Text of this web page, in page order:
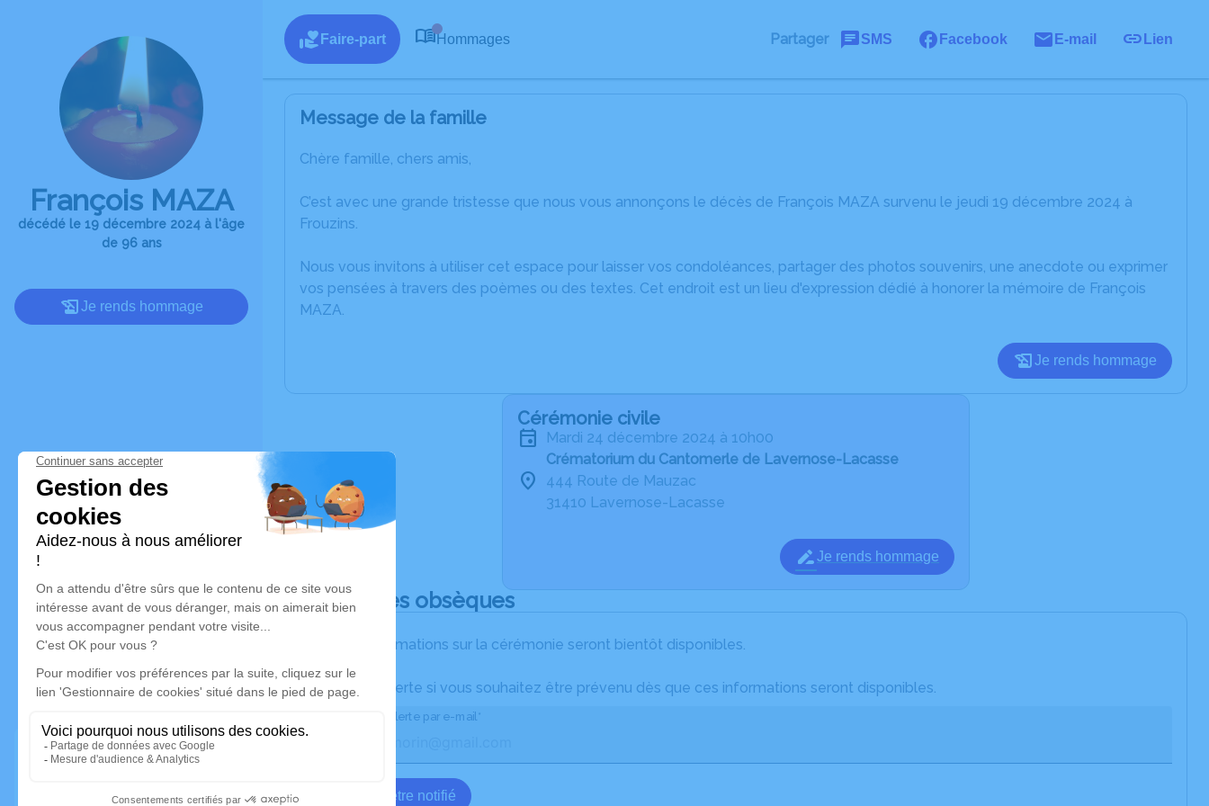
François MAZA
décédé le 19 décembre 2024 à l'âge
de 96 ans
Je rends hommage
Faire-part Hommages Partager SMS Facebook E-mail Lien
Message de la famille
Chère famille, chers amis,
C’est avec une grande tristesse que nous vous annonçons le décès de François MAZA survenu le jeudi 19 décembre 2024 à
Frouzins.
Nous vous invitons à utiliser cet espace pour laisser vos condoléances, partager des photos souvenirs, une anecdote ou exprimer
vos pensées à travers des poèmes ou des textes. Cet endroit est un lieu d'expression dédié à honorer la mémoire de François
MAZA.
Je rends hommage
Cérémonie civile
mardi 24 décembre 2024 à 10h00
Crématorium du Cantomerle de Lavernose-Lacasse
444 Route de Mauzac
31410 Lavernose-Lacasse
Je rends hommage
Déroulé des obsèques
Les informations sur la cérémonie seront bientôt disponibles.
Activez une alerte si vous souhaitez être prévenu dès que ces informations seront disponibles.
Recevoir une alerte par e-mail*
Je veux être notifié